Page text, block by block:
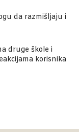
da razmišljaju i
druge škole i
korisnika